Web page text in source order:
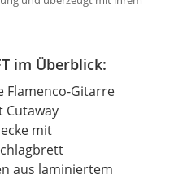
im Überblick:
Flamenco-Gitarre
Cutaway
mit
aus laminiertem